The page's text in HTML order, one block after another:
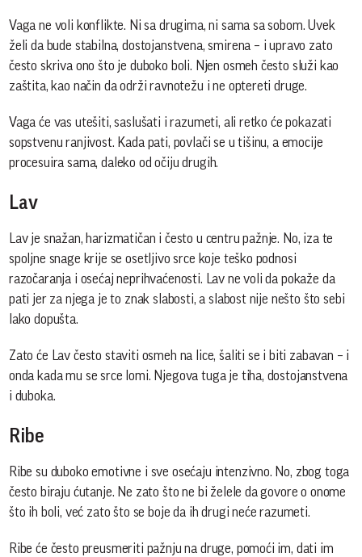
Vaga ne voli konflikte. Ni sa drugima, ni sama sa sobom. Uvek
želi da bude stabilna, dostojanstvena, smirena – i upravo zato
često skriva ono što je duboko boli. Njen osmeh često služi kao
zaštita, kao način da održi ravnotežu i ne optereti druge.
Vaga će vas utešiti, saslušati i razumeti, ali retko će pokazati
sopstvenu ranjivost. Kada pati, povlači se u tišinu, a emocije
procesuira sama, daleko od očiju drugih.
Lav
Lav je snažan, harizmatičan i često u centru pažnje. No, iza te
spoljne snage krije se osetljivo srce koje teško podnosi
razočaranja i osećaj neprihvaćenosti. Lav ne voli da pokaže da
pati jer za njega je to znak slabosti, a slabost nije nešto što sebi
lako dopušta.
Zato će Lav često staviti osmeh na lice, šaliti se i biti zabavan – i
onda kada mu se srce lomi. Njegova tuga je tiha, dostojanstvena
i duboka.
Ribe
Ribe su duboko emotivne i sve osećaju intenzivno. No, zbog toga
često biraju ćutanje. Ne zato što ne bi želele da govore o onome
što ih boli, već zato što se boje da ih drugi neće razumeti.
Ribe će često preusmeriti pažnju na druge, pomoći im, dati im